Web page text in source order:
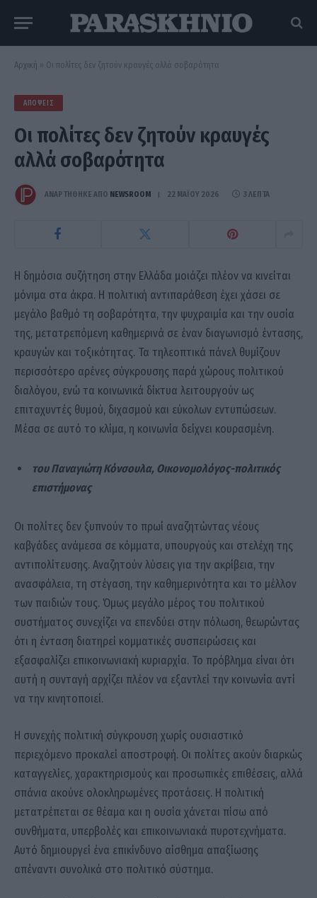
Αρχική » Οι πολίτες δεν ζητούν κραυγές αλλά σοβαρότητα
ΑΠΌΨΕΙΣ
Οι πολίτες δεν ζητούν κραυγές
αλλά σοβαρότητα
ΑΝΑΡΤΗΘΗΚΕ ΑΠΟ NEWSROOM 22 ΜΑΪ́ΟΥ 2026 3 ΛΕΠΤΆ
Η δημόσια συζήτηση στην Ελλάδα μοιάζει πλέον να κινείται
μόνιμα στα άκρα. Η πολιτική αντιπαράθεση έχει χάσει σε
μεγάλο βαθμό τη σοβαρότητα, την ψυχραιμία και την ουσία
της, μετατρεπόμενη καθημερινά σε έναν διαγωνισμό έντασης,
κραυγών και τοξικότητας. Τα τηλεοπτικά πάνελ θυμίζουν
περισσότερο αρένες σύγκρουσης παρά χώρους πολιτικού
διαλόγου, ενώ τα κοινωνικά δίκτυα λειτουργούν ως
επιταχυντές θυμού, διχασμού και εύκολων εντυπώσεων.
Μέσα σε αυτό το κλίμα, η κοινωνία δείχνει κουρασμένη.
του Παναγιώτη Κόνσουλα, Οικονομολόγος-πολιτικός
επιστήμονας
Οι πολίτες δεν ξυπνούν το πρωί αναζητώντας νέους
καβγάδες ανάμεσα σε κόμματα, υπουργούς και στελέχη της
αντιπολίτευσης. Αναζητούν λύσεις για την ακρίβεια, την
ανασφάλεια, τη στέγαση, την καθημερινότητα και το μέλλον
των παιδιών τους. Όμως μεγάλο μέρος του πολιτικού
συστήματος συνεχίζει να επενδύει στην πόλωση, θεωρώντας
ότι η ένταση διατηρεί κομματικές συσπειρώσεις και
εξασφαλίζει επικοινωνιακή κυριαρχία. Το πρόβλημα είναι ότι
αυτή η συνταγή αρχίζει πλέον να εξαντλεί την κοινωνία αντί
να την κινητοποιεί.
Η συνεχής πολιτική σύγκρουση χωρίς ουσιαστικό
περιεχόμενο προκαλεί αποστροφή. Οι πολίτες ακούν διαρκώς
καταγγελίες, χαρακτηρισμούς και προσωπικές επιθέσεις, αλλά
σπάνια ακούνε ολοκληρωμένες προτάσεις. Η πολιτική
μετατρέπεται σε θέαμα και η ουσία χάνεται πίσω από
συνθήματα, υπερβολές και επικοινωνιακά πυροτεχνήματα.
Αυτό δημιουργεί ένα επικίνδυνο αίσθημα απαξίωσης
απέναντι συνολικά στο πολιτικό σύστημα.